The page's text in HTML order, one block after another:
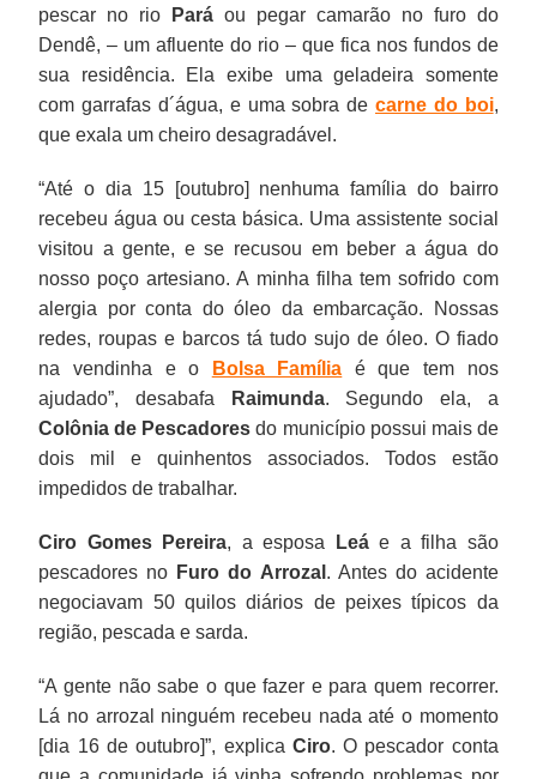
pescar no rio
Pará ou pegar camarão no furo do
Dendê, – um afluente do rio – que fica nos fundos de
sua residência. Ela exibe uma geladeira somente
com garrafas d´água, e uma sobra de carne do boi,
que exala um cheiro desagradável.
“Até o dia 15 [outubro] nenhuma família do bairro
recebeu água ou cesta básica. Uma assistente social
visitou a gente, e se recusou em beber a água do
nosso poço artesiano. A minha filha tem sofrido com
alergia por conta do óleo da embarcação. Nossas
redes, roupas e barcos tá tudo sujo de óleo. O fiado
na vendinha e o
Bolsa Família é que tem nos
ajudado”, desabafa
Raimunda. Segundo ela, a
Colônia de Pescadores do município possui mais de
dois mil e quinhentos associados. Todos estão
impedidos de trabalhar.
Ciro Gomes Pereira, a esposa Leáe a filha são
pescadores no Furo do Arrozal . Antes do acidente
negociavam 50 quilos diários de peixes típicos da
região, pescada e sarda.
“A gente não sabe o que fazer e para quem recorrer.
Lá no arrozal ninguém recebeu nada até o momento
[dia 16 de outubro]”, explica Ciro. O pescador conta